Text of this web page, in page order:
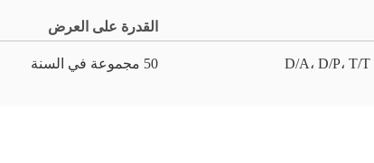
القدرة على العرض
50 مجموعة في السنة